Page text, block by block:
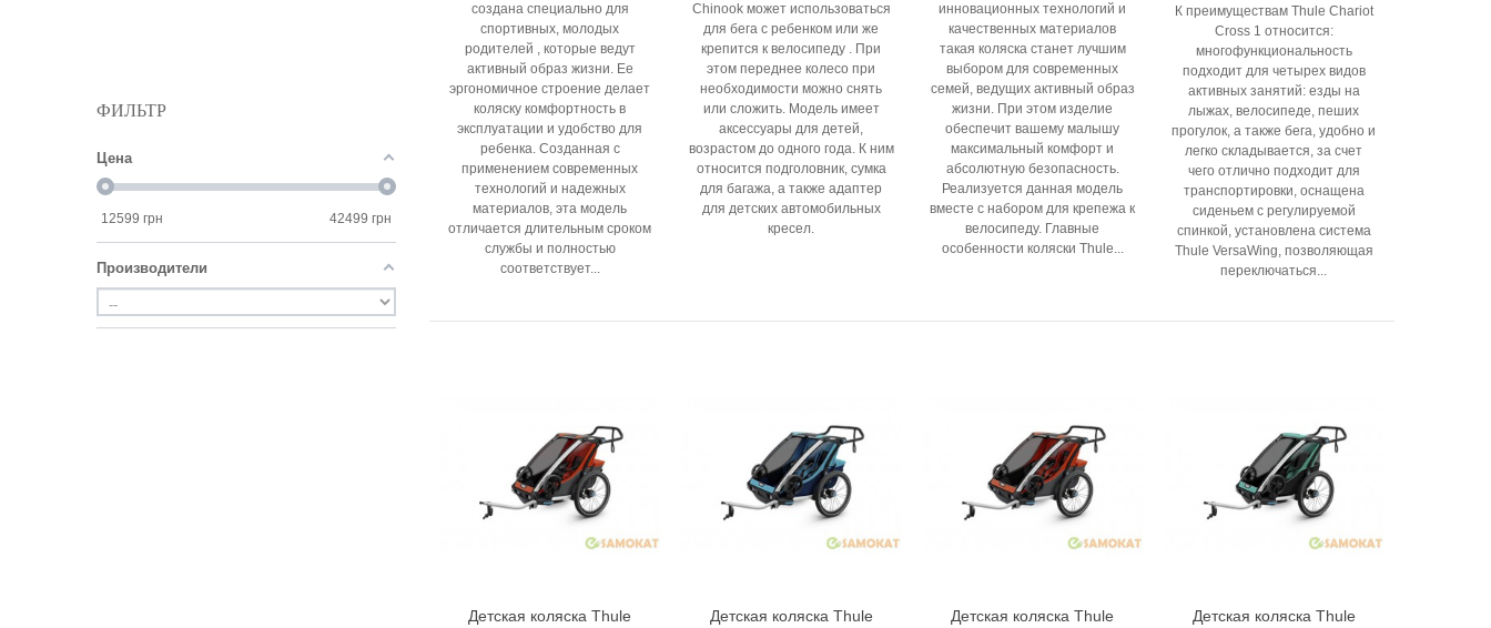
ФИЛЬТР
Цена
12599 грн 42499 грн
Производители
создана специально для
спортивных, молодых
родителей , которые ведут
активный образ жизни. Ее
эргономичное строение делает
коляску комфортность в
эксплуатации и удобство для
ребенка. Созданная с
применением современных
технологий и надежных
материалов, эта модель
отличается длительным сроком
службы и полностью
соответствует...
Chinook может использоваться
для бега с ребенком или же
крепится к велосипеду . При
этом переднее колесо при
необходимости можно снять
или сложить. Модель имеет
аксессуары для детей,
возрастом до одного года. К ним
относится подголовник, сумка
для багажа, а также адаптер
для детских автомобильных
кресел.
инновационных технологий и
качественных материалов
такая коляска станет лучшим
выбором для современных
семей, ведущих активный образ
жизни. При этом изделие
обеспечит вашему малышу
максимальный комфорт и
абсолютную безопасность.
Реализуется данная модель
вместе с набором для крепежа к
велосипеду. Главные
особенности коляски Thule...
К преимуществам Thule Chariot
Cross 1 относится:
многофункциональность
подходит для четырех видов
активных занятий: езды на
лыжах, велосипеде, пеших
прогулок, а также бега, удобно и
легко складывается, за счет
чего отлично подходит для
транспортировки, оснащена
сиденьем с регулируемой
спинкой, установлена система
Thule VersaWing, позволяющая
переключаться...
В корзину
Детская коляска Thule
В корзину
Детская коляска Thule
В корзину
Детская коляска Thule
В корзину
Детская коляска Thule